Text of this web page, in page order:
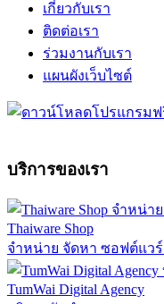
เกี่ยวกับเรา
ติดต่อเรา
ร่วมงานกับเรา
แผนผังเว็บไซต์
บริการของเรา
Thaiware Shop
จำหน่าย จัดหา ซอฟต์แว
TumWai Digital Agency